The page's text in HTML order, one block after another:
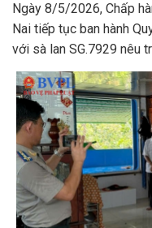
Ngày 8/5/2026, Chấp
Nai tiếp tục ban hành
với sà lan SG.7929 nêu